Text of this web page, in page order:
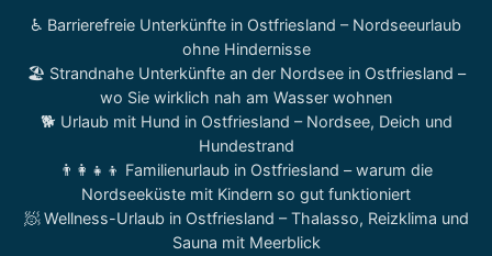
♿ Barrierefreie Unterkünfte in Ostfriesland – Nordseeurlaub
ohne Hindernisse
🏖️ Strandnahe Unterkünfte an der Nordsee in Ostfriesland –
wo Sie wirklich nah am Wasser wohnen
🐕 Urlaub mit Hund in Ostfriesland – Nordsee, Deich und
Hundestrand
👨‍👩‍👧‍👦 Familienurlaub in Ostfriesland – warum die
Nordseeküste mit Kindern so gut funktioniert
🧖 Wellness-Urlaub in Ostfriesland – Thalasso, Reizklima und
Sauna mit Meerblick